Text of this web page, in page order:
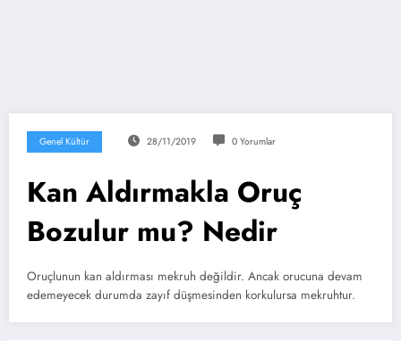
Genel Kültür 28/11/2019 0 Yorumlar
Kan Aldırmakla Oruç
Bozulur mu? Nedir
Oruçlunun kan aldırması mekruh değildir. Ancak orucuna devam
edemeyecek durumda zayıf düşmesinden korkulursa mekruhtur.